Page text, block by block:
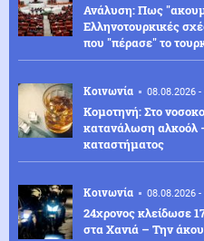
Ανάλυση: Πως
Ελληνοτουρκικές
που "πέρασε" το
Κοινωνία 08.08.2026 -
Κομοτηνή: Στο
κατανάλωση αλκοόλ
καταστήματος
Κοινωνία 08.08.2026 -
24χρονος κλείδωσε
στα Χανιά – Την